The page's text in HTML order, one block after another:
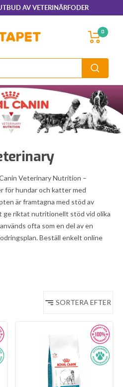
AV VETERINÄRFODER
0
Veterinary Nutrition –
för hundar och katter med
är framtagna med stöd av
ge riktat nutritionellt stöd vid olika
ofta som en del av en
Beställ enkelt online
SORTERA EFTER